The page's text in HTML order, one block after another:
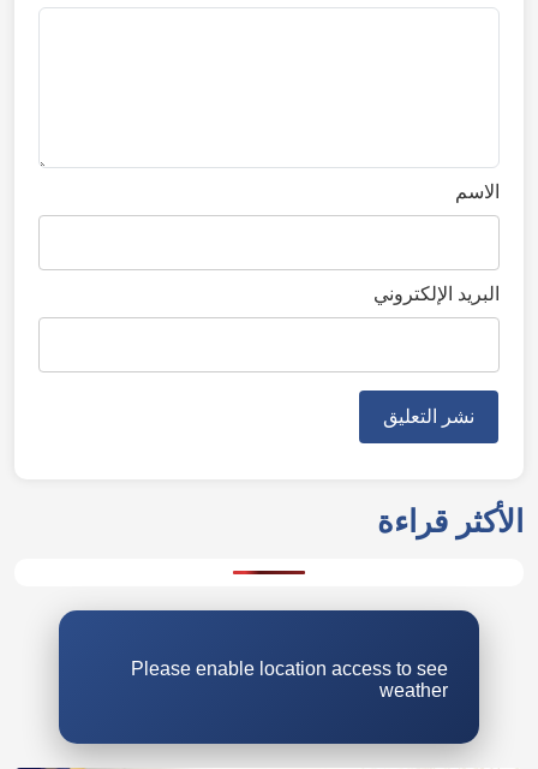
الاسم
البريد الإلكتروني